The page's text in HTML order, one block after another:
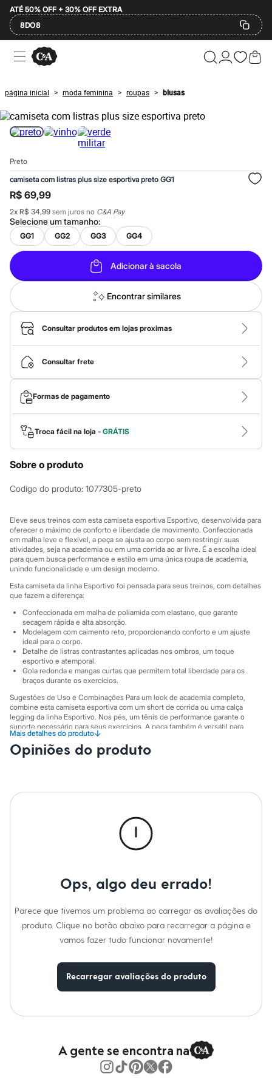
ATÉ 50% OFF + 30% OFF EXTRA
8DO8
Ofertas
Compre por Departamento
Masculino
Infantil
Calçados
Plus Size
2 calçados por R$189
2 peças por R$199
3 itens de beleza por R$129
Até 20% off
Até 40% off
Até 60% off
A partir de 60% off
Feminino
Em alta
Inverno
Alfaiataria
Novidades
Roupas
Blusas e Camisetas
Básicos
Calças
Casacos e Jaquetas
Jeans
Macacões
Shorts e Bermudas
Vestidos
Acessórios
Bolsas
Bonés e Chapéus
Bijoux
Cintos
Óculos
Relógios
Calçados
Botas
Chinelos
Rasteirinhas
Sapatilhas
Tênis
Marcas
City
Clock House
Mindset
Sawary
Yessica
Moda esportiva
Acessórios
Blusas
Calçados
Leggings
Shorts e Bermudas
Tops
Moda íntima
Calcinhas
Cintas e Modeladores
Meias
Pijamas
Sutiãs e Tops
Moda praia
Biquínis
Plus size
Dia dos Pais
Inverno
Novidades
Camisetas e Regatas
Casacos e Jaquetas
Jeans
Polos
Chapéus e Bonés
página inicial > moda feminina > roupas > blusas
Preto
camiseta com listras plus size esportiva preto GG1
R$ 69,99
2x R$ 34,99 sem juros no C&A Pay
Selecione umtamanho:
GG1 GG2 GG3 GG4
Adicionar à sacola
Encontrar similares
Consultar produtos em lojas proximas
Consultar frete
Formas de pagamento
Troca fácil na loja - GRÁTIS
Sobre o produto
Codigo do produto: 1077305-preto
Eleve seus treinos com esta camiseta esportiva Esportivo, desenvolvida para
oferecer o máximo de conforto e liberdade de movimento. Confeccionada
em malha leve e flexível, a peça se ajusta ao corpo sem restringir suas
atividades, seja na academia ou em uma corrida ao ar livre. É a escolha ideal
para quem busca performance e estilo em uma única roupa de academia,
unindo funcionalidade e um design moderno.
Esta camiseta da linha Esportivo foi pensada para seus treinos, com detalhes
que fazem a diferença:
Confeccionada em malha de poliamida com elastano, que garante
secagem rápida e alta absorção.
Modelagem com caimento reto, proporcionando conforto e um ajuste
ideal para o corpo.
Detalhe de listras contrastantes aplicadas nos ombros, um toque
esportivo e atemporal.
Gola redonda e mangas curtas que permitem total liberdade para os
braços durante os exercícios.
Sugestões de Uso e Combinações Para um look de academia completo,
combine esta camiseta esportiva com um short de corrida ou uma calça
legging da linha Esportivo. Nos pés, um tênis de performance garante o
suporte necessário para seus exercícios. A peça também é versátil para
compor um visual casual e confortável para o dia a dia, bastando adicionar
uma calça de moletom e um boné.
Mais detalhes do produto↓
90% poliamida, 10% elastano
: Blusa
Gênero: Feminino
Opiniões do produto
Ops, algo deu errado!
Parece que tivemos um problema ao carregar as avaliações do
produto. Clique no botão abaixo para recarregar a página e
vamos fazer tudo funcionar novamente!
Recarregar avaliações do produto
A gente se encontra na